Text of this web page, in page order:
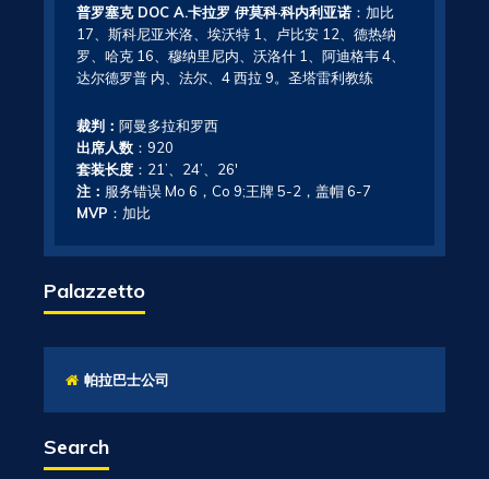
普罗塞克 DOC A.卡拉罗 伊莫科·科内利亚诺 ：加比
17、斯科尼亚米洛、埃沃特 1、卢比安 12、德热纳
罗、哈克 16、穆纳里尼内、沃洛什 1、阿迪格韦 4、
达尔德罗普 内、法尔、4 西拉 9。圣塔雷利教练
裁判： 阿曼多拉和罗西
出席人数 ：920
套装长度 ：21’、24’、26′
注： 服务错误 Mo 6，Co 9;王牌 5-2，盖帽 6-7
MVP ：加比
Palazzetto
帕拉巴士公司
Search